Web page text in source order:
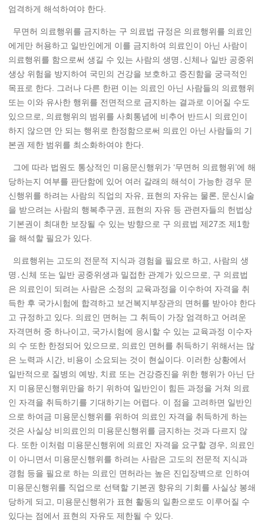
엄격하게 해석하여야 한다.
무면허 의료행위를 금지하는 구 의료법 규정은 의료행위를 의료인
에게만 허용하고 일반인에게 이를 금지하여 의료인이 아닌 사람이
의료행위를 함으로써 생길 수 있는 사람의 생명․신체나 일반 공중위
생상 위험을 방지하여 국민의 건강을 보호하고 증진함을 궁극적인
목표로 한다. 그러나 다른 한편 이는 의료인 아닌 사람들의 의료행위
또는 이와 유사한 행위를 전면적으로 금지하는 결과로 이어질 수도
있으므로, 의료행위의 범위를 사회통념에 비추어 반드시 의료인이
하지 않으면 안 되는 행위로 한정함으로써 의료인 아닌 사람들의 기
본권 제한 범위를 최소화하여야 한다.
그에 따라 법원도 통상적인 미용문신행위가 ‘무면허 의료행위’에 해
당하는지 여부를 판단함에 있어 여러 갈래의 해석이 가능한 경우 문
신행위를 하려는 사람의 직업의 자유, 표현의 자유는 물론, 문신시술
을 받으려는 사람의 행복추구권, 표현의 자유 등 관련자들의 헌법상
기본권이 최대한 보장될 수 있는 방향으로 구 의료법 제27조 제1항
을 해석할 필요가 있다.
의료행위는 고도의 전문적 지식과 경험을 필요로 하고, 사람의 생
명․신체 또는 일반 공중위생과 밀접한 관계가 있으므로, 구 의료법
은 의료인이 되려는 사람은 소정의 교육과정을 이수하여 자격을 취
득한 후 국가시험에 합격하고 보건복지부장관의 면허를 받아야 한다
고 규정하고 있다. 의료인 면허는 그 취득이 가장 엄격하고 어려운
자격면허 중 하나이고, 국가시험에 응시할 수 있는 교육과정 이수자
의 수 또한 한정되어 있으므로, 의료인 면허를 취득하기 위해서는 많
은 노력과 시간, 비용이 소요되는 것이 현실이다. 이러한 상황에서
일반적으로 질병의 예방, 치료 또는 건강증진을 위한 행위가 아닌 단
지 미용문신행위만을 하기 위하여 일반인이 힘든 과정을 거쳐 의료
인 자격을 취득하기를 기대하기는 어렵다. 이 점을 고려하면 일반인
으로 하여금 미용문신행위를 위하여 의료인 자격을 취득하게 하는
것은 사실상 비의료인의 미용문신행위를 금지하는 것과 다르지 않
다. 또한 이처럼 미용문신행위에 의료인 자격을 요구할 경우, 의료인
이 아니면서 미용문신행위를 하려는 사람은 고도의 전문적 지식과
경험 등을 필요로 하는 의료인 면허라는 높은 진입장벽으로 인하여
미용문신행위를 직업으로 선택할 기본권 향유의 기회를 사실상 봉쇄
당하게 되고, 미용문신행위가 표현 활동의 일환으로도 이루어질 수
있다는 점에서 표현의 자유도 제한될 수 있다.